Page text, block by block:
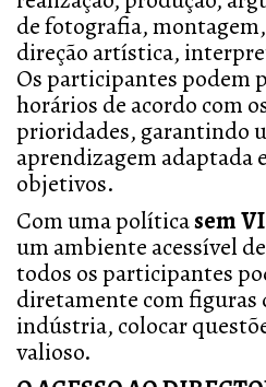
de fotografia,
direção artística,
Os participantes podem
horários de acordo com
prioridades, garantindo
aprendizagem adaptada
objetivos.
Com uma políticasem
um ambiente acessível
todos os participantes
diretamente com figuras
indústria, colocar
valioso.